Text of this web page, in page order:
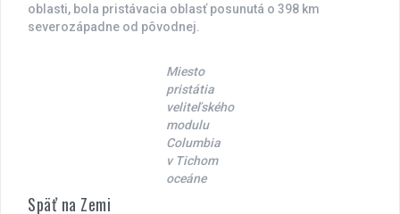
oblasti, bola pristávacia oblasť posunutá o 398 km
severozápadne od pôvodnej.
Miesto
pristátia
veliteľského
modulu
Columbia
v Tichom
oceáne
Späť na Zemi